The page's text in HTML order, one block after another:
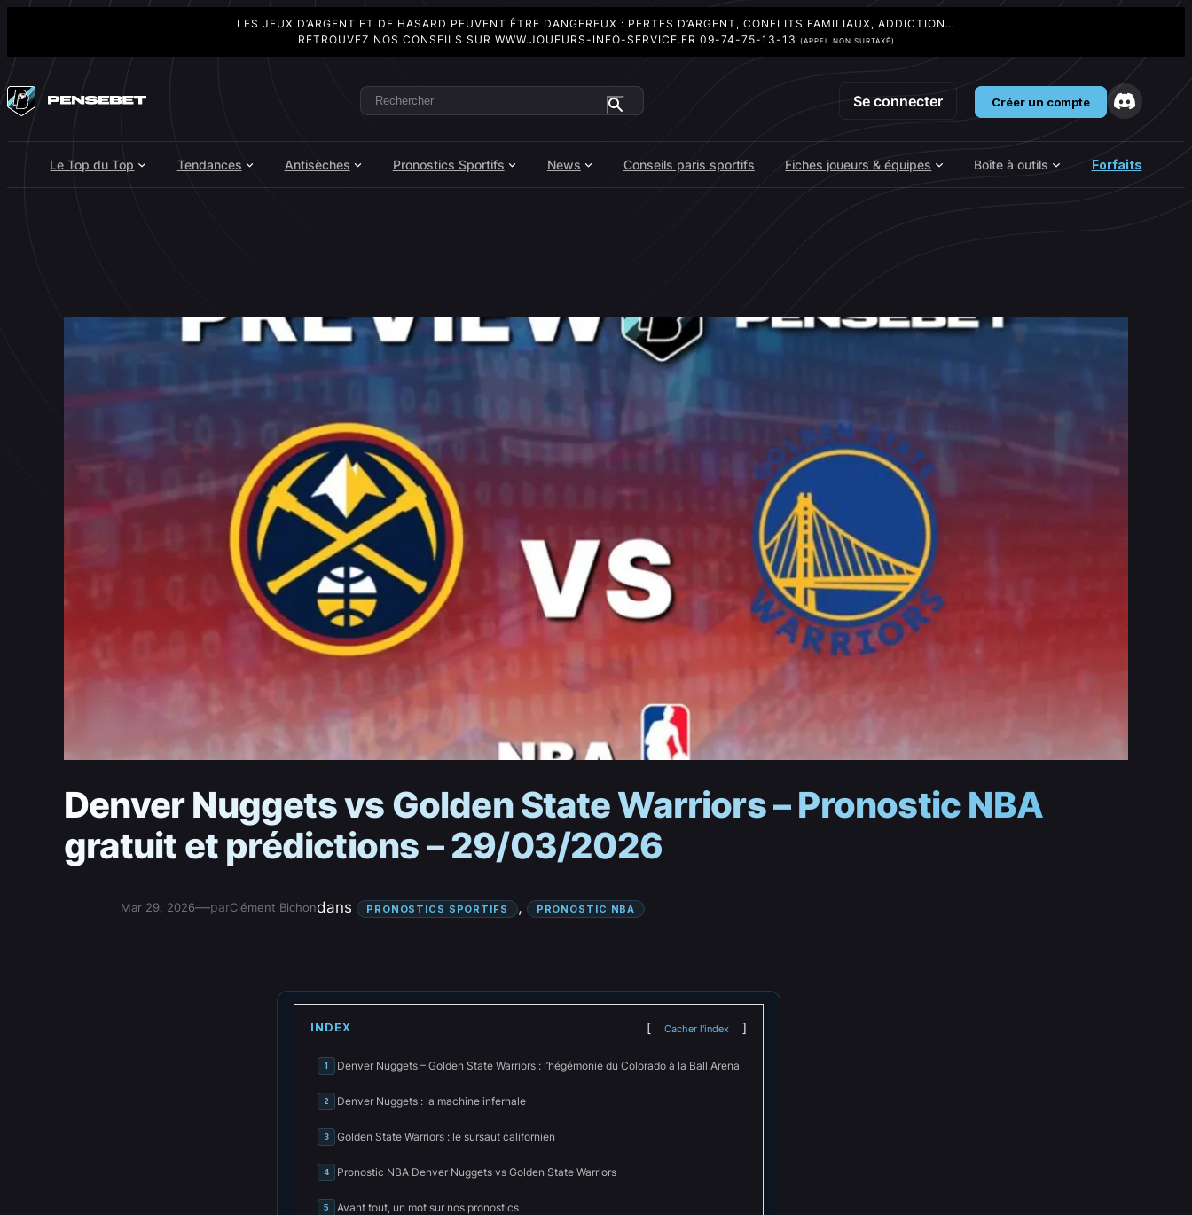
LES JEUX D’ARGENT ET DE HASARD PEUVENT ÊTRE DANGEREUX : PERTES D’ARGENT, CONFLITS FAMILIAUX, ADDICTION…
RETROUVEZ NOS CONSEILS SUR WWW.JOUEURS-INFO-SERVICE.FR 09-74-75-13-13 (APPEL NON SURTAXÉ)
au
contenu
Rechercher Se connecter Créer un compte
Le Top du Top Tendances Antisèches Pronostics Sportifs News Conseils paris sportifs Fiches joueurs & équipes Boîte à outils Forfaits
Denver Nuggets vs Golden State Warriors – Pronostic NBA
gratuit et prédictions – 29/03/2026
Mar 29, 2026—parClément Bichondans PRONOSTICS SPORTIFS , PRONOSTIC NBA
INDEX Cacher l'index
1 Denver Nuggets – Golden State Warriors : l’hégémonie du Colorado à la Ball Arena
2 Denver Nuggets : la machine infernale
3 Golden State Warriors : le sursaut californien
4 Pronostic NBA Denver Nuggets vs Golden State Warriors
5 Avant tout, un mot sur nos pronostics